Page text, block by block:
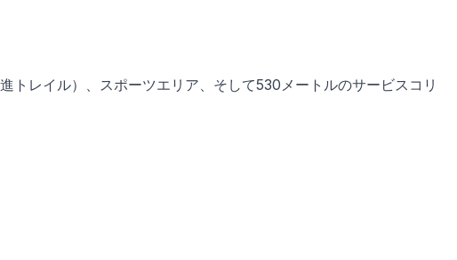
レイル）、スポーツエリア、そして530メートルのサービスコリ